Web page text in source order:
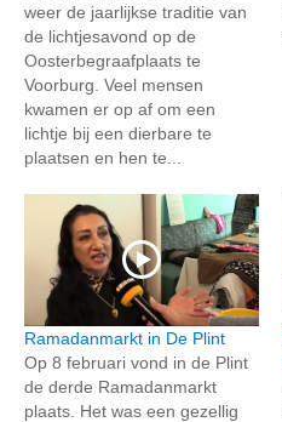
weer de jaarlijkse traditie van
de lichtjesavond op de
Oosterbegraafplaats te
Voorburg. Veel mensen
kwamen er op af om een
lichtje bij een dierbare te
plaatsen en hen te...
Ramadanmarkt in De Plint
Op 8 februari vond in de Plint
de derde Ramadanmarkt
plaats. Het was een gezellig